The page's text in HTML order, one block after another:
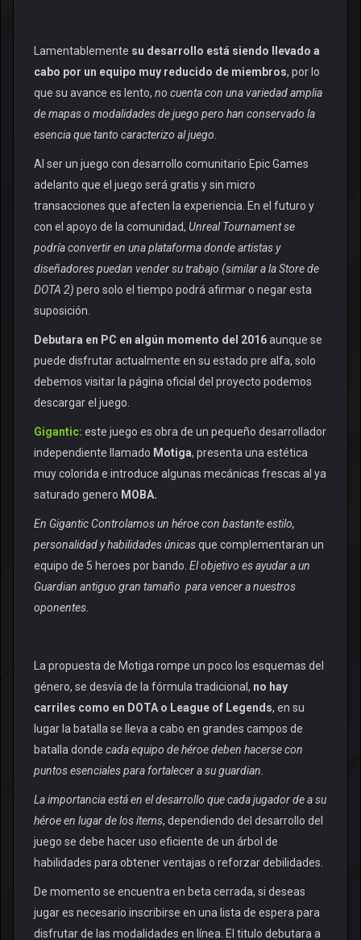
Lamentablemente su desarrollo está siendo llevado a
cabo por un equipo muy reducido de miembros, por lo
que su avance es lento, no cuenta con una variedad amplia
de mapas o modalidades de juego pero han conservado la
esencia que tanto caracterizo al juego.
Al ser un juego con desarrollo comunitario Epic Games
adelanto que el juego será gratis y sin micro
transacciones que afecten la experiencia. En el futuro y
con el apoyo de la comunidad, Unreal Tournament se
podría convertir en una plataforma donde artistas y
diseñadores puedan vender su trabajo (similar a la Store de
DOTA 2) pero solo el tiempo podrá afirmar o negar esta
suposición.
Debutara en PC en algún momento del 2016aunque se
puede disfrutar actualmente en su estado pre alfa, solo
debemos visitar la página oficial del proyecto podemos
descargar el juego.
Gigantic: este juego es obra de un pequeño desarrollador
independiente llamado Motiga, presenta una estética
muy colorida e introduce algunas mecánicas frescas al ya
saturado genero MOBA.
En Gigantic Controlamos un héroe con bastante estilo,
personalidad y habilidades únicasque complementaran un
equipo de 5 heroes por bando. El objetivo es ayudar a un
Guardian antiguo gran tamaño para vencer a nuestros
oponentes.
La propuesta de Motiga rompe un poco los esquemas del
género, se desvía de la fórmula tradicional, no hay
carriles como en DOTA o League of Legends, en su
lugar la batalla se lleva a cabo en grandes campos de
batalla donde cada equipo de héroe deben hacerse con
puntos esenciales para fortalecer a su guardian.
La importancia está en el desarrollo que cada jugador de a su
héroe en lugar de los ítems, dependiendo del desarrollo del
juego se debe hacer uso eficiente de un árbol de
habilidades para obtener ventajas o reforzar debilidades.
De momento se encuentra en beta cerrada, si deseas
jugar es necesario inscribirse en una lista de espera para
disfrutar de las modalidades en línea. El titulo debutara a